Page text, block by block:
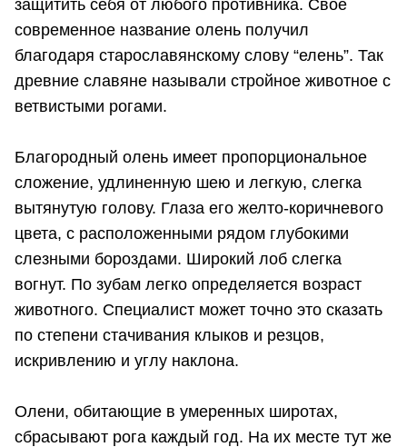
защитить себя от любого противника. Свое
современное название олень получил
благодаря старославянскому слову “елень”. Так
древние славяне называли стройное животное с
ветвистыми рогами.
Благородный олень имеет пропорциональное
сложение, удлиненную шею и легкую, слегка
вытянутую голову. Глаза его желто-коричневого
цвета, с расположенными рядом глубокими
слезными бороздами. Широкий лоб слегка
вогнут. По зубам легко определяется возраст
животного. Специалист может точно это сказать
по степени стачивания клыков и резцов,
искривлению и углу наклона.
Олени, обитающие в умеренных широтах,
сбрасывают рога каждый год. На их месте тут же